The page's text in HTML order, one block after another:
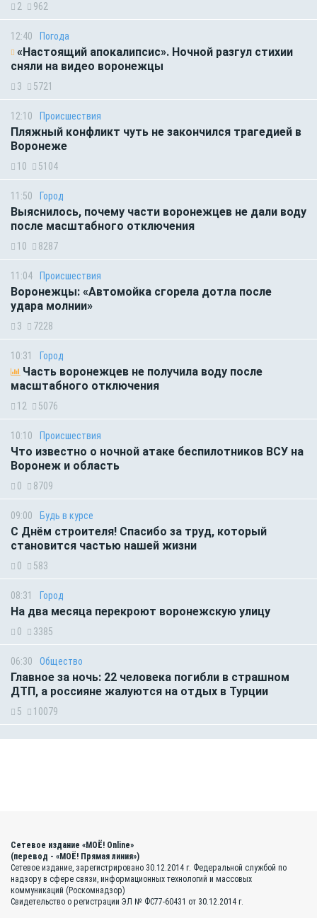
2 962
12:40 Погода
«Настоящий апокалипсис». Ночной разгул стихии
сняли на видео воронежцы
3 5721
12:10 Происшествия
Пляжный конфликт чуть не закончился трагедией в
Воронеже
10 5104
11:50 Город
Выяснилось, почему части воронежцев не дали воду
после масштабного отключения
10 8287
11:04 Происшествия
Воронежцы: «Автомойка сгорела дотла после
удара молнии»
3 7228
10:31 Город
Часть воронежцев не получила воду после
масштабного отключения
12 5076
10:10 Происшествия
Что известно о ночной атаке беспилотников ВСУ на
Воронеж и область
0 8709
09:00 Будь в курсе
С Днём строителя! Спасибо за труд, который
становится частью нашей жизни
0 583
08:31 Город
На два месяца перекроют воронежскую улицу
0 3385
06:30 Общество
Главное за ночь: 22 человека погибли в страшном
ДТП, а россияне жалуются на отдых в Турции
5 10079
Сетевое издание «МОЁ! Online»
(перевод - «МОЁ! Прямая линия»)
Сетевое издание, зарегистрировано 30.12.2014 г. Федеральной службой по
надзору в сфере связи, информационных технологий и массовых
коммуникаций (Роскомнадзор)
Свидетельство о регистрации ЭЛ № ФС77-60431 от 30.12.2014 г.